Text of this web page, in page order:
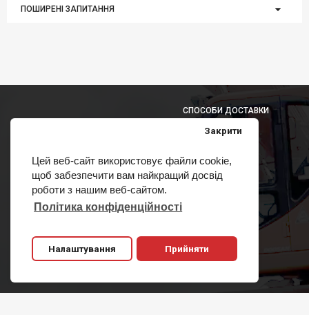
Цей веб-сайт використовує файли cookie,
щоб забезпечити вам найкращий досвід
роботи з нашим веб-сайтом.
Політика конфіденційності
Закрити
Налаштування Прийняти
ПОШИРЕНІ ЗАПИТАННЯ
СПОСОБИ ДОСТАВКИ
СПОСОБИ ОПЛАТИ